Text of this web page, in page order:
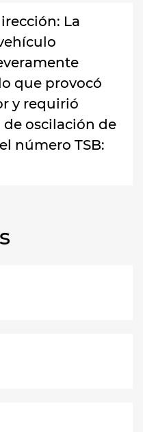
La
que provocó
y requirió
oscilación de
número TSB: